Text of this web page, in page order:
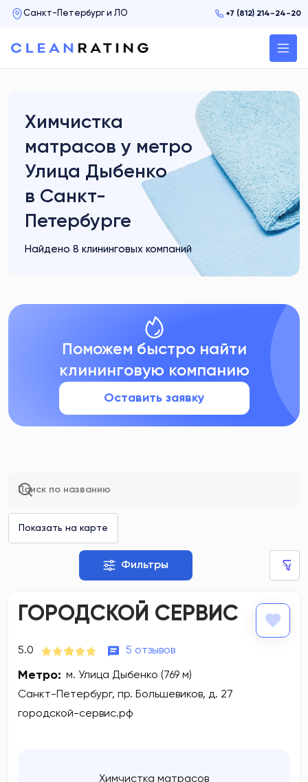
+7 (812) 214-24-20
Химчистка
матрасов у метро
Улица Дыбенко
в Санкт-
Петербурге
Найдено 8 клининговых компаний
Поможем быстро найти
клининговую компанию
Оставить заявку
Фильтры
ГОРОДСКОЙ СЕРВИС
5.0 5 отзывов
Метро: м. Улица Дыбенко (769 м)
Санкт-Петербург, пр. Большевиков, д. 27
городской-сервис.рф
Химчистка матрасов